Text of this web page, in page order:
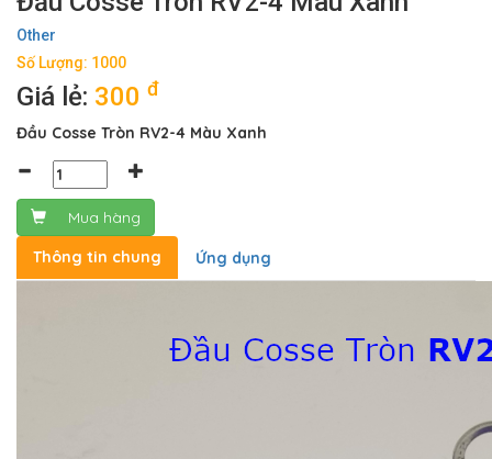
Other
Số Lượng: 1000
Giá lẻ: 300 đ
Đầu Cosse Tròn RV2-4 Màu Xanh
Mua hàng
Thông tin chung
Ứng dụng